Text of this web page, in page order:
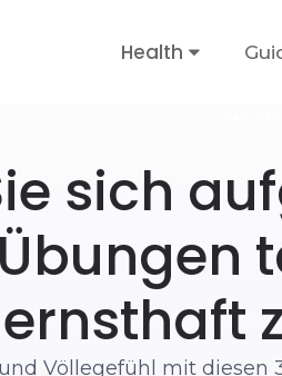
Health
sich
ernsthaft
Völlegefühl mit